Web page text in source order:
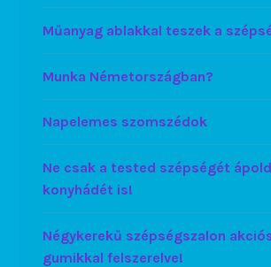
Műanyag ablakkal teszek a
Munka Németországban?
Napelemes szomszédok
Ne csak a tested szépségét
konyhádét is!
Négykerekű szépségszalon
gumikkal felszerelve!